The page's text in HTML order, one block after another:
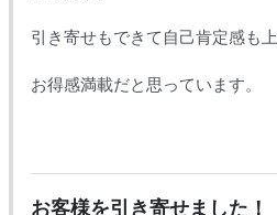
引き寄せもできて自己肯定感も
お得感満載だと思っています。
お客様を引き寄せました！